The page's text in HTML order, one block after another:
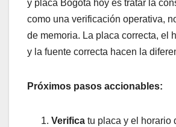
y placa Bogotá hoy es tratar la
como una verificación operativa,
de memoria. La placa correcta, el
y la fuente correcta hacen la
Próximos pasos accionables:
Verifica tu placa y el horario